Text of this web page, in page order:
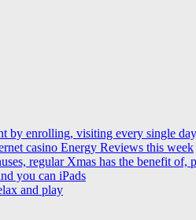
by enrolling, visiting every single
casino Energy Reviews this week
regular Xmas has the benefit of,
you can iPads
and play